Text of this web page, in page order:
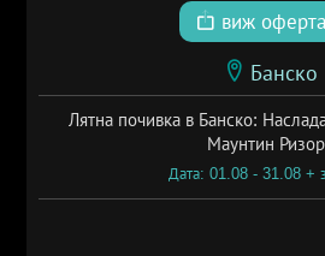
виж
Банско
Лятна почивка в Банско:
Маунтин
Дата: 01.08 - 31.08 +